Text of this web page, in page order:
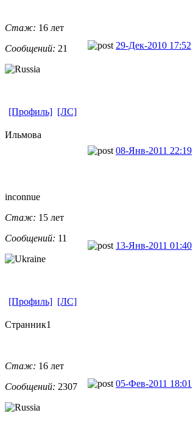
Стаж: 16 лет
Сообщений: 21 29-Дек-2010 17:52
[Профиль] [ЛС]
Ильмова
08-Янв-2011 22:19
inconnue
Стаж: 15 лет
Сообщений: 11
13-Янв-2011 01:40
[Профиль] [ЛС]
Странник1
Стаж: 16 лет
Сообщений: 2307 05-Фев-2011 18:01